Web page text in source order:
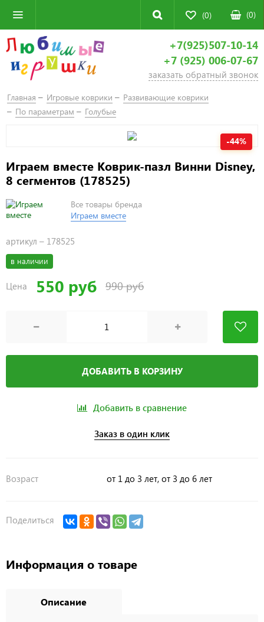
(0) (0)
+7(925)507-10-14
+7 (925) 006-07-67
заказать обратный звонок
Главная Игровые коврики
Развивающие коврики
По параметрам
Голубые
-44%
Играем вместе Коврик-пазл Винни Disney,
8 сегментов (178525)
Все товары бренда
Играем вместе
артикул – 178525
в наличии
Цена 550 руб 990 руб
ДОБАВИТЬ В КОРЗИНУ
Добавить в сравнение
Заказ в один клик
Возраст от 1 до 3 лет, от 3 до 6 лет
Поделиться
Информация о товаре
Описание